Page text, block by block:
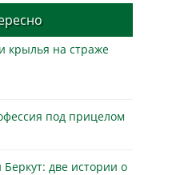
крылья на страже
под прицелом
две истории о